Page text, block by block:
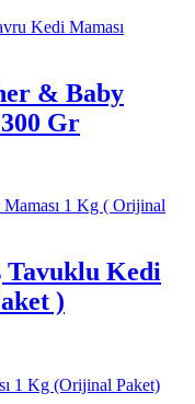
& Baby
Gr
Tavuklu Kedi
)